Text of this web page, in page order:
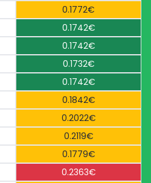
0.1772€
0.1742€
0.1742€
0.1732€
0.1742€
0.1842€
0.2022€
0.2119€
0.1779€
0.2363€